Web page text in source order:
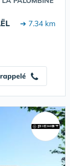
➔ 7.34 km